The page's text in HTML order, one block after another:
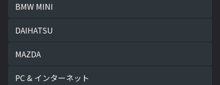
BMW MINI
DAIHATSU
MAZDA
PC & インターネット